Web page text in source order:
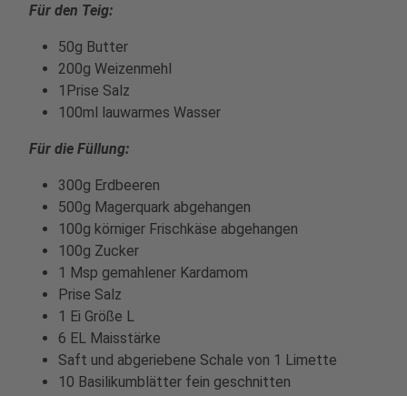
Für den Teig:
50g Butter
200g Weizenmehl
1Prise Salz
100ml lauwarmes Wasser
Für die Füllung:
300g Erdbeeren
500g Magerquark abgehangen
100g körniger Frischkäse abgehangen
100g Zucker
1 Msp gemahlener Kardamom
Prise Salz
1 Ei Größe L
6 EL Maisstärke
Saft und abgeriebene Schale von 1 Limette
10 Basilikumblätter fein geschnitten